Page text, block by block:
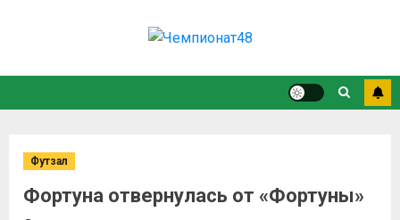
Футзал
Фортуна отвернулась от «Фортуны»